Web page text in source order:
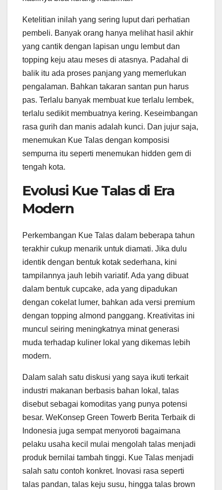
Ketelitian inilah yang sering luput dari perhatian
pembeli. Banyak orang hanya melihat hasil akhir
yang cantik dengan lapisan ungu lembut dan
topping keju atau meses di atasnya. Padahal di
balik itu ada proses panjang yang memerlukan
pengalaman. Bahkan takaran santan pun harus
pas. Terlalu banyak membuat kue terlalu lembek,
terlalu sedikit membuatnya kering. Keseimbangan
rasa gurih dan manis adalah kunci. Dan jujur saja,
menemukan Kue Talas dengan komposisi
sempurna itu seperti menemukan hidden gem di
tengah kota.
Evolusi Kue Talas di Era
Modern
Perkembangan Kue Talas dalam beberapa tahun
terakhir cukup menarik untuk diamati. Jika dulu
identik dengan bentuk kotak sederhana, kini
tampilannya jauh lebih variatif. Ada yang dibuat
dalam bentuk cupcake, ada yang dipadukan
dengan cokelat lumer, bahkan ada versi premium
dengan topping almond panggang. Kreativitas ini
muncul seiring meningkatnya minat generasi
muda terhadap kuliner lokal yang dikemas lebih
modern.
Dalam salah satu diskusi yang saya ikuti terkait
industri makanan berbasis bahan lokal, talas
disebut sebagai komoditas yang punya potensi
besar. WeKonsep Green Towerb Berita Terbaik di
Indonesia juga sempat menyoroti bagaimana
pelaku usaha kecil mulai mengolah talas menjadi
produk bernilai tambah tinggi. Kue Talas menjadi
salah satu contoh konkret. Inovasi rasa seperti
talas pandan, talas keju susu, hingga talas brown